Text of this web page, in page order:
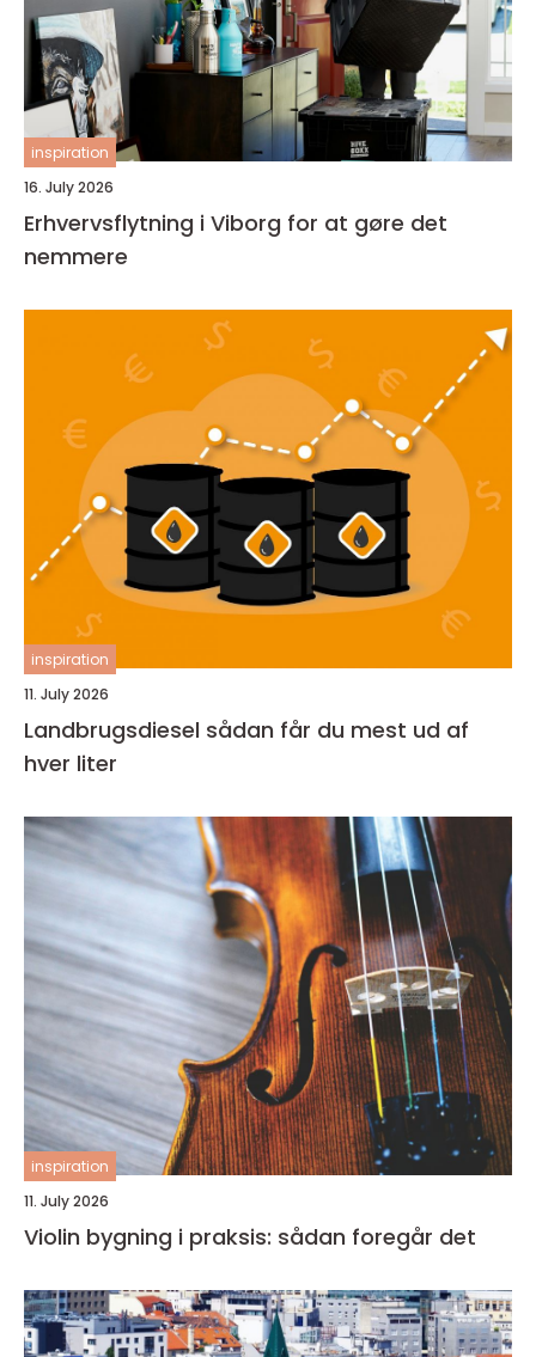
inspiration
16. July 2026
Erhvervsflytning i Viborg for at gøre det
nemmere
inspiration
11. July 2026
Landbrugsdiesel sådan får du mest ud af
hver liter
inspiration
11. July 2026
Violin bygning i praksis: sådan foregår det